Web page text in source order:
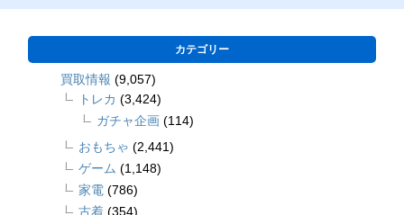
カテゴリー
買取情報 (9,057)
トレカ (3,424)
ガチャ企画 (114)
おもちゃ (2,441)
ゲーム (1,148)
家電 (786)
古着 (354)